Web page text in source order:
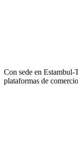
Con sede en Estambul-
plataformas de